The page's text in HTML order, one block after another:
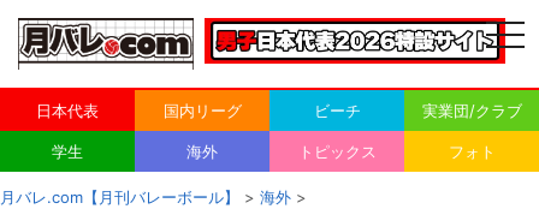
日本代表 国内リーグ ビーチ 実業団/クラブ
学生 海外 トピックス フォト
月バレ.com【月刊バレーボール】 > 海外 >